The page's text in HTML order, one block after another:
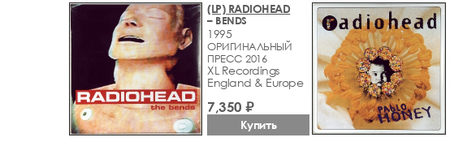
(LP) RADIOHEAD
– BENDS
1995
ОРИГИНАЛЬНЫЙ
ПРЕСС 2016
XL Recordings
England & Europe
7,350 ₽
Купить